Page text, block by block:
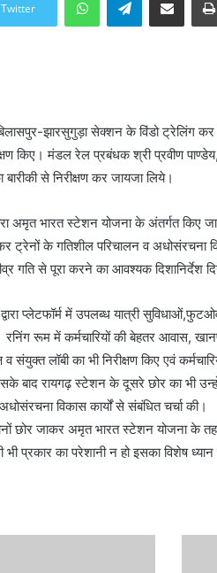
Twitter
झारसुगुड़ा सेक्शन के विंडो ट्रेलिंग कर
किए। मंडल रेल प्रबंधक श्री प्रवीण
से निरीक्षण कर जायजा लिये।
अमृत भारत स्टेशन योजना के अंतर्गत किए
के गतिशील परिचालन व अधोसंरचना
गति से पूरा करने का आवश्यक
प्लेटफॉर्म में उपलब्ध यात्री
रनिंग रूम में कर्मचारियों की बेहतर आवास,
संयुक्त लॉबी का भी निरीक्षण किए एवं
बाद रायगढ़ स्टेशन के दूसरे छोर का भी
विकास कार्यों से संबंधित चर्चा की।
छोर जाकर अमृत भारत स्टेशन योजना के तहत
भी प्रकार का परेशानी न हो इसका विशेष